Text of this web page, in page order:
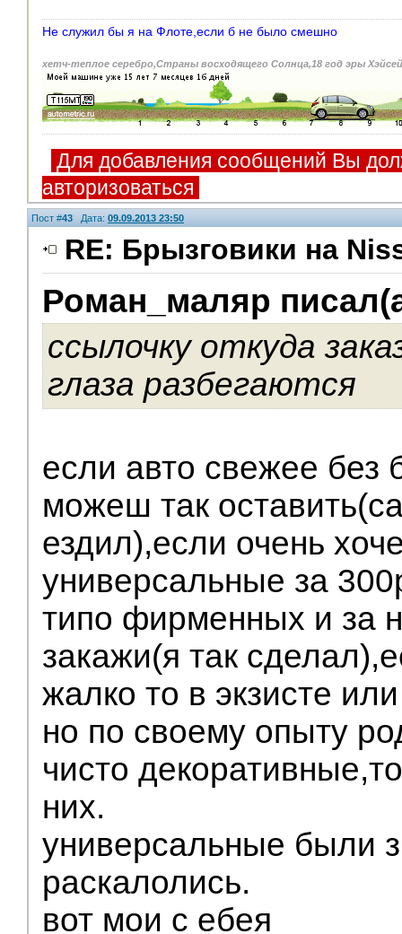
Не служил бы я на Флоте,если б не было смешно
хетч-теплое серебро,Страны восходящего Солнца,18 год эры Хэйсей
Для добавления сообщений Вы
авторизоваться
Пост #43 Дата: 09.09.2013 23:50
RE: Брызговики на
Роман_маляр
ссылочку откуда
глаза разбегаются
если авто свежее без
можеш так
ездил),если очень
универсальные за
типо фирменных и за
закажи(я так
жалко то в экзисте
но по своему опыту
чисто
них.
универсальные были
раскалолись.
вот мои с ебея